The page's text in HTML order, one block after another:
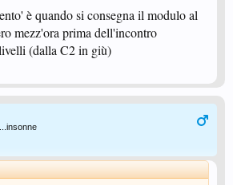
è quando si consegna il modulo al
mezz'ora prima dell'incontro
(dalla C2 in giù)